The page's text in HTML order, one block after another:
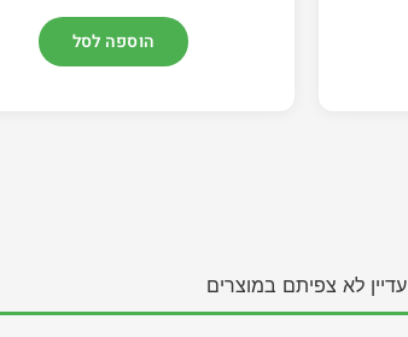
הוספה לסל
עדיין לא צפיתם במוצרים